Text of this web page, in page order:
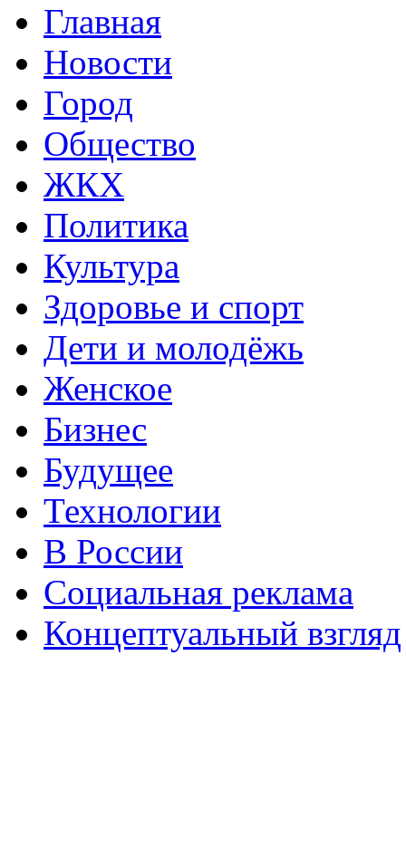
Главная
Новости
Город
Общество
ЖКХ
Политика
Культура
Здоровье и спорт
Дети и молодёжь
Женское
Бизнес
Будущее
Технологии
В России
Социальная реклама
Концептуальный взгляд